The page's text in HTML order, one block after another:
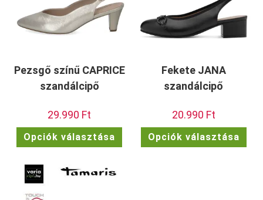
Pezsgő színű CAPRICE
szandálcipő
29.990 Ft
Opciók választása
terméknek
Fekete JANA
szandálcipő
20.990 Ft
Opciók választása